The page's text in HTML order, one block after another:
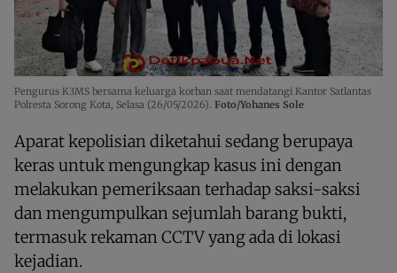
Pengurus K3MS bersama keluarga korban saat mendatangi Kantor Satlantas
Polresta Sorong Kota, Selasa (26/05/2026). Foto/Yohanes Sole
Aparat kepolisian diketahui sedang berupaya
keras untuk mengungkap kasus ini dengan
melakukan pemeriksaan terhadap saksi-saksi
dan mengumpulkan sejumlah barang bukti,
termasuk rekaman CCTV yang ada di lokasi
kejadian.